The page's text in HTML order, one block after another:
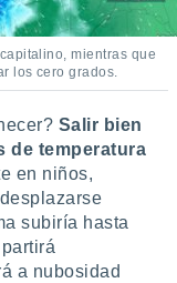
mientras que
los cero grados.
Salir bien
de temperatura
en niños,
subiría hasta
a nubosidad